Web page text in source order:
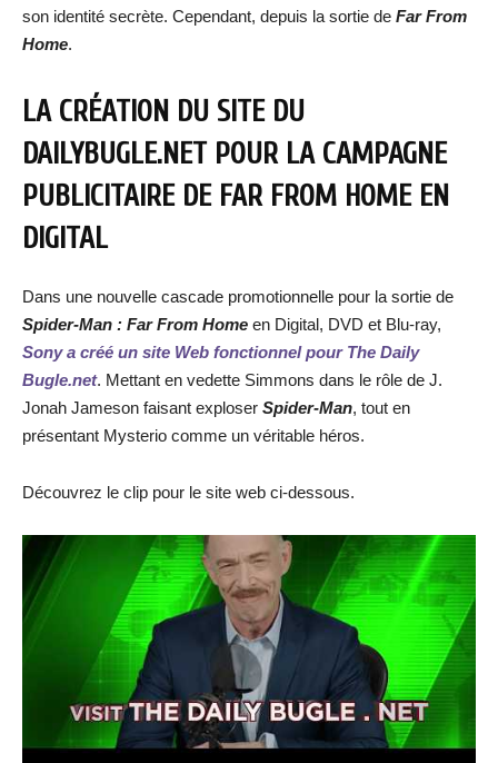
son identité secrète. Cependant, depuis la sortie de Far From
Home.
LA CRÉATION DU SITE DU
DAILYBUGLE.NET POUR LA CAMPAGNE
PUBLICITAIRE DE FAR FROM HOME EN
DIGITAL
Dans une nouvelle cascade promotionnelle pour la sortie de
Spider-Man : Far From Home en Digital, DVD et Blu-ray,
Sony a créé un site Web fonctionnel pour The Daily
Bugle.net. Mettant en vedette Simmons dans le rôle de J.
Jonah Jameson faisant exploser Spider-Man, tout en
présentant Mysterio comme un véritable héros.
Découvrez le clip pour le site web ci-dessous.